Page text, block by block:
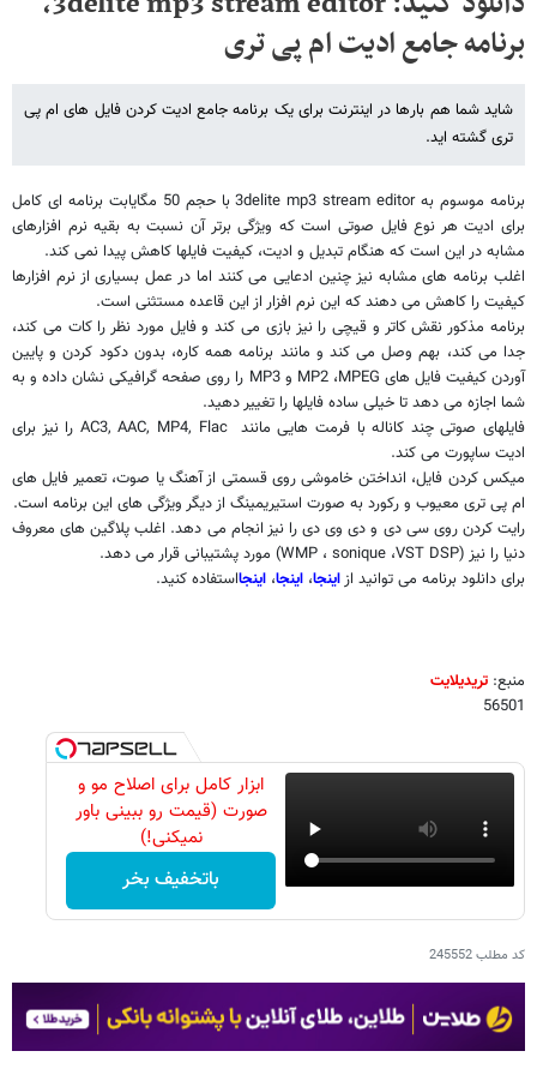
برنامه جامع ادیت ام پی تری
شاید شما هم بارها در اینترنت برای یک برنامه جامع ادیت کردن فایل های ام پی
تری گشته اید.
برنامه موسوم به3delite mp3 stream editor
با حجم 50 مگایابت برنامه ای کامل
برای ادیت هر نوع فایل صوتی است که ویژگی برتر آن نسبت به بقیه نرم افزارهای
مشابه در این است که هنگام تبدیل و ادیت، کیفیت فایلها کاهش پیدا نمی کند.
اغلب برنامه های مشابه نیز چنین ادعایی می کنند اما در عمل بسیاری از نرم افزارها
کیفیت را کاهش می دهند که این نرم افزار از این قاعده مستثنی است.
برنامه مذکور نقش کاتر و قیچی را نیز بازی می کند و فایل مورد نظر را کات می کند،
جدا می کند، بهم وصل می کند و مانند برنامه همه کاره، بدون دکود کردن و پایین
آوردن کیفیت فایل های MPEG،MP2 وMP3 را روی صفحه گرافیکی نشان داده و به
شما اجازه می دهد تا خیلی ساده فایلها را تغییر دهید.
فایلهای صوتی چند کاناله با فرمت هایی مانند AC3, AAC, MP4, Flac را نیز برای
ادیت ساپورت می کند.
میکس کردن فایل، انداختن خاموشی روی قسمتی از آهنگ یا صوت، تعمیر فایل های
ام پی تری معیوب و رکورد به صورت استیریمینگ از دیگر ویژگی های این برنامه است.
رایت کردن روی سی دی و دی وی دی را نیز انجام می دهد. اغلب پلاگین های معروف
دنیا را نیز (VST DSP، sonique ، WMP) مورد پشتیبانی قرار می دهد.
برای دانلود برنامه می توانید ازاینجا، اینجا، اینجااستفاده کنید.
منبع: تریدیلایت
56501
ابزار کامل برای اصلاح مو و
صورت (قیمت رو ببینی باور
نمیکنی!)
باتخفیف بخر
کد مطلب245552